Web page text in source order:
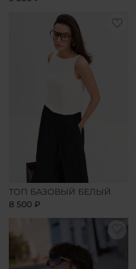
ТОП БАЗОВЫЙ БЕЛЫЙ
8 500 ₽